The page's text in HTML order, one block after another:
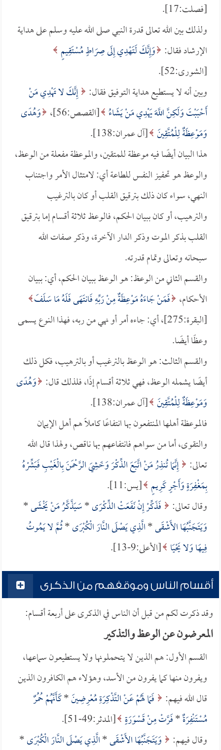
[فصلت:17].
ولذلك بين الله تعالى قدرة النبي صلى الله عليه وسلم على هداية
الإرشاد فقال: وَإِنَّكَ لَتَهْدِي إِلَى صِرَاطٍ مُسْتَقِيمٍ
[الشورى:52].
وبين أنه لا يستطيع هداية التوفيق فقال: إِنَّكَ لا تَهْدِي مَنْ
أَحْبَبْتَ وَلَكِنَّ اللَّهَ يَهْدِي مَنْ يَشَاءُ [القصص:56]،
وَهُدًى
وَمَوْعِظَةٌ لِلْمُتَّقِينَ [آل عمران:138].
هذا البيان أيضًا فيه موعظة للمتقين، والموعظة مفعلة من الوعظ،
والوعظ هو تحفيز النفس للطاعة أي: لامتثال الأمر واجتناب
النهي، سواء كان ذلك بترقيق القلب أو كان بالترغيب
والترهيب، أو كان ببيان الحكم، فالوعظ ثلاثة أقسام إما بترقيق
القلب بذكر الموت وذكر الدار الآخرة، وذكر صفات الله
سبحانه وتعالى وتمام قدرته.
والقسم الثاني من الوعظ: هو الوعظ ببيان الحكم، أي: ببيان
الأحكام، فَمَنْ جَاءَهُ مَوْعِظَةٌ مِنْ رَبِّهِ فَانتَهَى فَلَهُ مَا سَلَفَ
[البقرة:275]، أي: جاءه أمر أو نهي من ربه، فهذا النوع يسمى
وعظًا أيضًا.
والقسم الثالث: هو الوعظ بالترغيب أو بالترهيب، فكل ذلك
أيضًا يشمله الوعظ، فهي ثلاثة أقسام إذًا، فلذلك قال: وَهُدًى
وَمَوْعِظَةٌ لِلْمُتَّقِينَ [آل عمران:138].
فالموعظة أهلها المنتفعون بها انتفاعًا كاملًا هم أهل الإيمان
والتقوى، أما من سواهم فانتفاعهم بها ناقص، ولهذا قال الله
تعالى: إِنَّمَا تُنذِرُ مَنْ اتَّبَعَ الذِّكْرَ وَخَشِيَ الرَّحْمَنَ بِالْغَيْبِ فَبَشِّرْهُ
بِمَغْفِرَةٍ وَأَجْرٍ كَرِيمٍ [يس:11].
وقال تعالى:
فَذَكِّرْ إِنْ نَفَعَتْ الذِّكْرَى*سَيَذَّكَّرُ مَنْ يَخْشَى*
وَيَتَجَنَّبُهَا الأَشْقَى*الَّذِي يَصْلَى النَّارَ الْكُبْرَى*ثُمَّ لا يَمُوتُ
فِيهَا وَلا يَحْيَا [الأعلى:9-13].
أقسام الناس وموقفهم من الذكرى
وقد ذكرت لكم من قبل أن الناس في الذكرى على أربعة أقسام:
المعرضون عن الوعظ والتذكير
القسم الأول: هم الذين لا يتحملونها ولا يستطيعون سماعها،
ويفرون منها كما يفرون من الأسد، وهؤلاء هم الكافرون الذين
قال الله فيهم:
فَمَا لَهُمْ عَنْ التَّذْكِرَةِ مُعْرِضِينَ*كَأَنَّهُمْ حُمُرٌ
مُسْتَنْفِرَةٌ*فَرَّتْ مِنْ قَسْوَرَةٍ [المدثر:49-51].
وقال فيهم:
وَيَتَجَنَّبُهَا الأَشْقَى*الَّذِي يَصْلَى النَّارَ الْكُبْرَى*